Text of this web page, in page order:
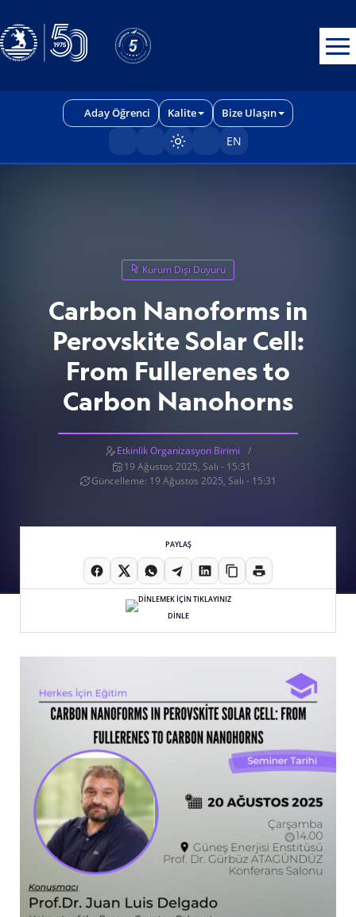
Aday Öğrenci Kalite Bize Ulaşın
Sayfayı karart/aç
EN
Kurum Dışı Duyuru
Carbon Nanoforms in
Perovskite Solar Cell:
From Fullerenes to
Carbon Nanohorns
Etkinlik Organizasyon Birimi
19 Ağustos 2025, Salı - 15:31
Güncelleme: 19 Ağustos 2025, Salı - 15:31
PAYLAŞ
DİNLE